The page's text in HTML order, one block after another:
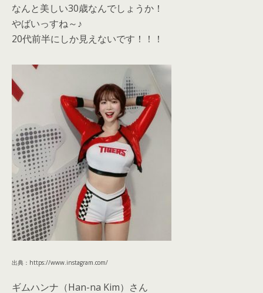
なんと美しい30歳なんでしょうか！
やばいっすね～♪
20代前半にしか見えないです！！！
出典：https://www.instagram.com/
ギムハンナ（Han-na Kim）さん